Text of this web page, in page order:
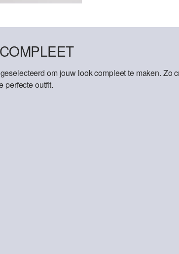
om jouw look compleet te maken. Zo
perfecte outfit.